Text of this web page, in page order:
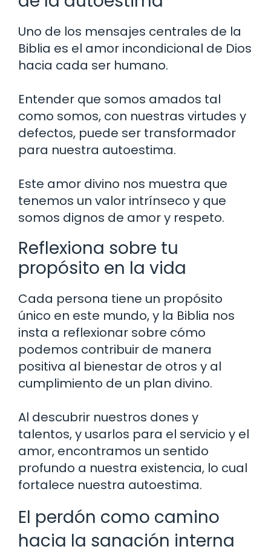
Uno de los mensajes centrales de la
Biblia es el amor incondicional de Dios
hacia cada ser humano.
Entender que somos amados tal
como somos, con nuestras virtudes y
defectos, puede ser transformador
para nuestra autoestima.
Este amor divino nos muestra que
tenemos un valor intrínseco y que
somos dignos de amor y respeto.
Reflexiona sobre tu
propósito en la vida
Cada persona tiene un propósito
único en este mundo, y la Biblia nos
insta a reflexionar sobre cómo
podemos contribuir de manera
positiva al bienestar de otros y al
cumplimiento de un plan divino.
Al descubrir nuestros dones y
talentos, y usarlos para el servicio y el
amor, encontramos un sentido
profundo a nuestra existencia, lo cual
fortalece nuestra autoestima.
El perdón como camino
hacia la sanación interna